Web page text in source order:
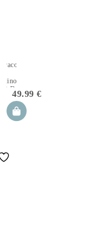
Paracolpi
lettino
Lui Dots
180×3049.99€